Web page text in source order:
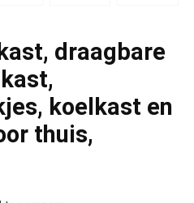
draagbare
koelkast en
thuis,